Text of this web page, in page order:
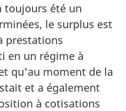
toujours été un
le surplus est
prestations
en un régime à
qu'au moment de la
et a également
à cotisations